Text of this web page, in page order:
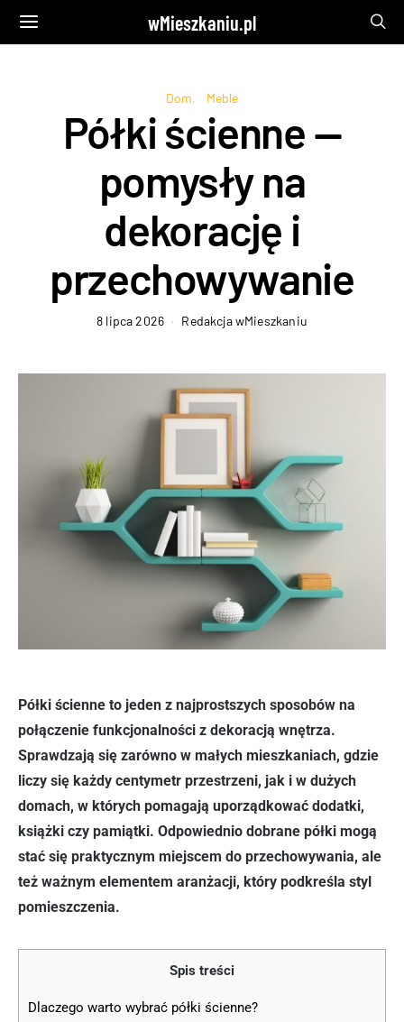
wMieszkaniu.pl
Dom Meble
Półki ścienne —
pomysły na
dekorację i
przechowywanie
8 lipca 2026 Redakcja wMieszkaniu
Półki ścienne to jeden z najprostszych sposobów na
połączenie funkcjonalności z dekoracją wnętrza.
Sprawdzają się zarówno w małych mieszkaniach, gdzie
liczy się każdy centymetr przestrzeni, jak i w dużych
domach, w których pomagają uporządkować dodatki,
książki czy pamiątki. Odpowiednio dobrane półki mogą
stać się praktycznym miejscem do przechowywania, ale
też ważnym elementem aranżacji, który podkreśla styl
pomieszczenia.
Spis treści
Dlaczego warto wybrać półki ścienne?